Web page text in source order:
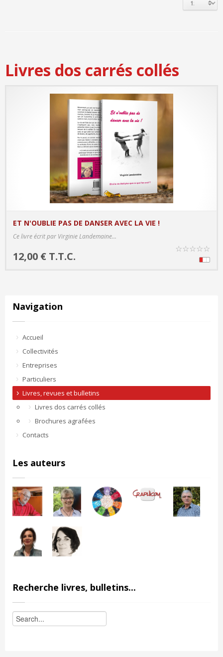
Livres dos carrés collés
ET N'OUBLIE PAS DE DANSER AVEC LA VIE !
Ce livre écrit par Virginie Landemaine...
12,00 € T.T.C.
☆☆☆☆☆
Navigation
Accueil
Collectivités
Entreprises
Particuliers
Livres, revues et bulletins
Livres dos carrés collés
Brochures agrafées
Contacts
Les auteurs
Recherche livres, bulletins...